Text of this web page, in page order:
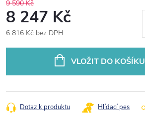
9 590 Kč
8 247 Kč
6 816 Kč bez DPH
VLOŽIT DO KOŠÍKU
Dotaz k produktu Hlídací pes